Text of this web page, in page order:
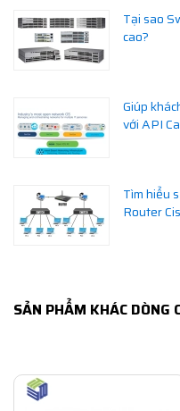
Tại sao
cao?
Giúp
với API
Tìm hiểu
Router
SẢN PHẨM KHÁC